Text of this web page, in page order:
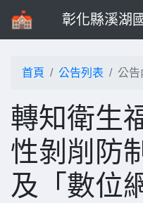
彰化縣溪湖
首頁 公告列表 公告
轉知衛生
性剝削防
及「數位